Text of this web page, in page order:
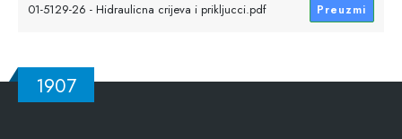
01-5129-26 - Hidraulicna crijeva i prikljucci.pdf Preuzmi
1907